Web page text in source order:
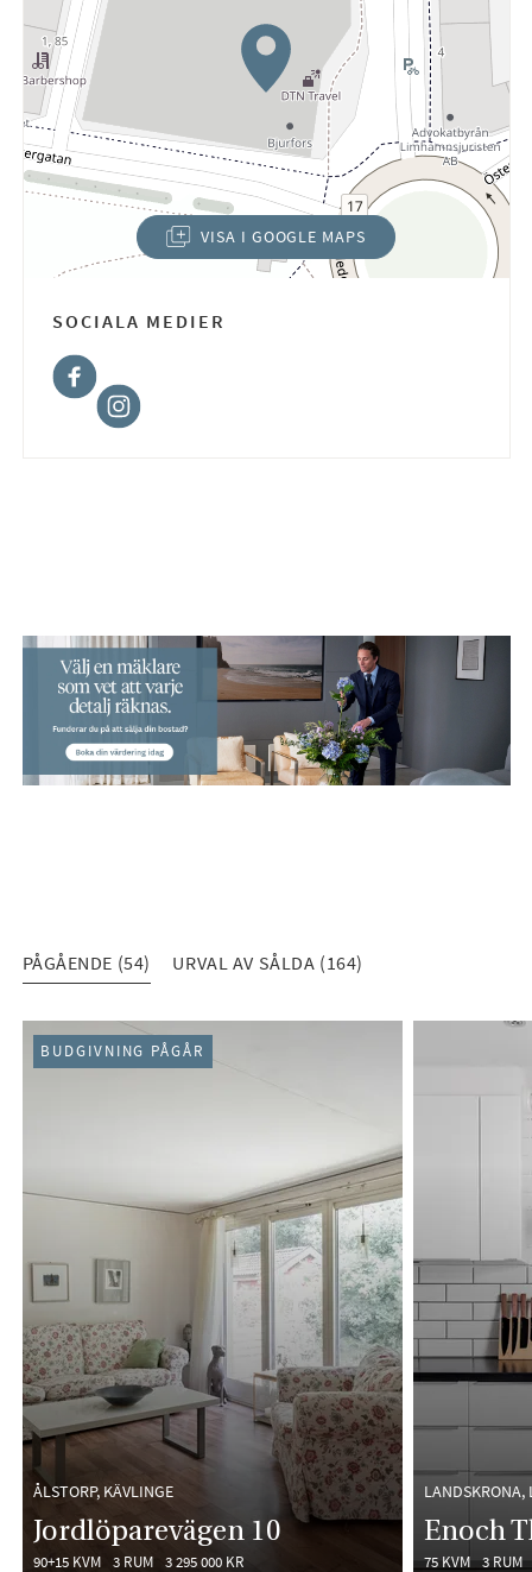
VISA I GOOGLE MAPS
(ÖPPNAS I NYTT FÖNSTER)
SOCIALA MEDIER
Facebook
PÅGÅENDE (54) URVAL AV SÅLDA (164)
PÅGÅENDE (54)
ÅLSTORP, KÄVLINGE
Jordlöparevägen 10
90+15 KVM 3 RUM 3 295 000 KR
BUDGIVNING PÅGÅR
LANDSKRONA,
Enoch
75 KVM 3 RUM